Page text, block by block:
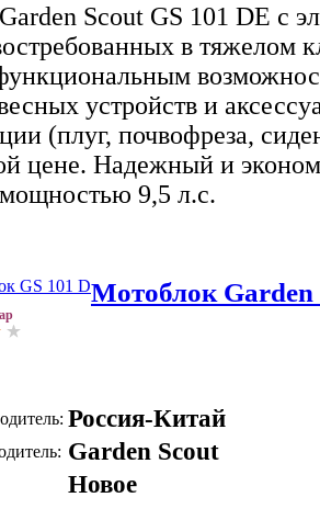
Scout GS 101 DE с
в тяжелом
устройств и
(плуг, почвофреза,
цене. Надежный и
9,5 л.с.
Мотоблок Garden
Россия-Китай
Garden Scout
Новое